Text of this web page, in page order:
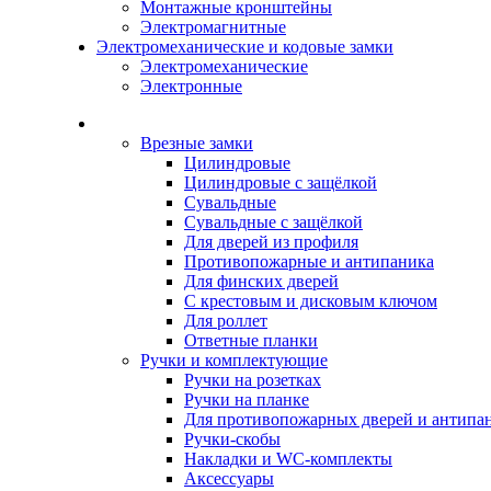
Монтажные кронштейны
Электромагнитные
Электромеханические и кодовые замки
Электромеханические
Электронные
Врезные замки
Цилиндровые
Цилиндровые с защёлкой
Сувальдные
Сувальдные с защёлкой
Для дверей из профиля
Противопожарные и антипаника
Для финских дверей
С крестовым и дисковым ключом
Для роллет
Ответные планки
Ручки и комплектующие
Ручки на розетках
Ручки на планке
Для противопожарных дверей и
Ручки-скобы
Накладки и WC-комплекты
Аксессуары